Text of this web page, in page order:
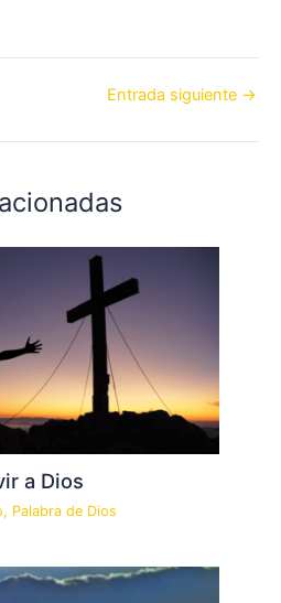
Entrada siguiente →
a Dios
, Palabra de Dios